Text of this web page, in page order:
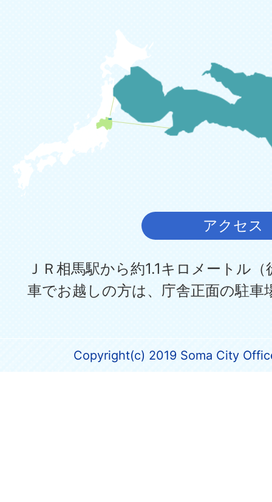
アクセス
ＪＲ相馬駅から約1.1キロメートル
車でお越しの方は、庁舎正面の駐車
Copyright(c) 2019 Soma City